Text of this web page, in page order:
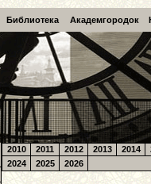
Библиотека Академгородок
2010 2011 2012 2013 2014
2024
2025 2026